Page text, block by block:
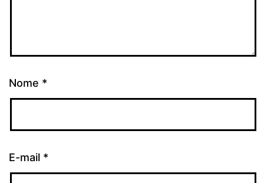
Nome *
E-mail *